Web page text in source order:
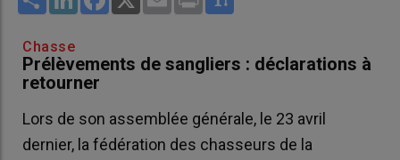
Chasse
Prélèvements de sangliers : déclarations à
retourner
Lors de son assemblée générale, le 23 avril
dernier, la fédération des chasseurs de la